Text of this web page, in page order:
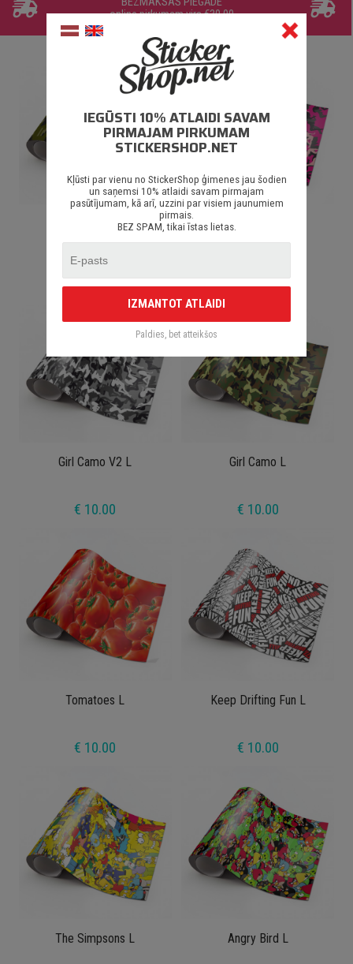
online pirkumam virs €30.00
Pixel Camo L
€ 10.00
Girl Camo V3 L
Girl Camo V2 L
€ 10.00
Girl Camo L
€ 10.00
Tomatoes L
€ 10.00
Keep Drifting Fun L
€ 10.00
The Simpsons L Angry Bird L
IEGŪSTI 10% ATLAIDI SAVAM
PIRMAJAM PIRKUMAM
STICKERSHOP.NET
Kļūsti par vienu no StickerShop ģimenes jau šodien
un saņemsi 10% atlaidi savam pirmajam
pasūtījumam, kā arī, uzzini par visiem jaunumiem
pirmais.
BEZ SPAM, tikai īstas lietas.
IZMANTOT ATLAIDI
Paldies, bet atteikšos